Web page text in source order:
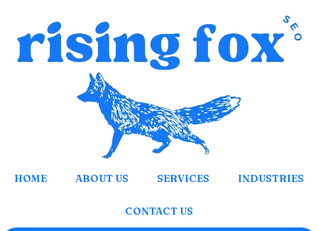
content
HOME ABOUT US SERVICES INDUSTRIES
CONTACT US